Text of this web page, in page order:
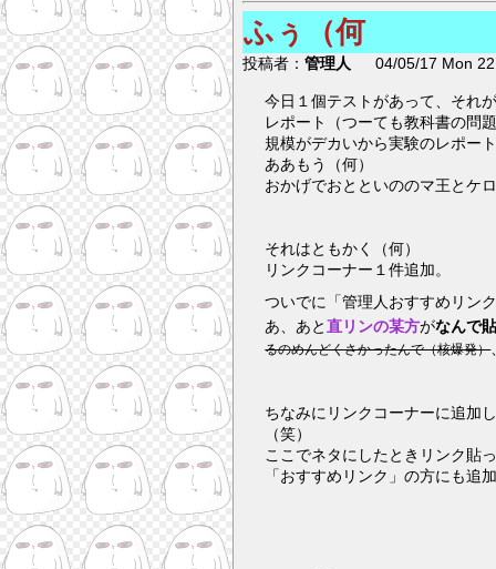
ふぅ（何
投稿者：管理人 04/05/17 Mon
今日１個テストがあって、それ
レポート（つーても教科書の問
規模がデカいから実験のレポー
ああもう（何）
おかげでおとといののマ王とケ
それはともかく（何）
リンクコーナー１件追加。
ついでに「管理人おすすめリン
あ、あと直リンの某方が
るのめんどくさかったんで（核爆発）
ちなみにリンクコーナーに追加
（笑）
ここでネタにしたときリンク貼
「おすすめリンク」の方にも追